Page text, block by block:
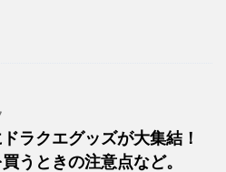
ラクエグッズが大集結！
うときの注意点など。